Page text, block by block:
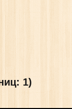
1)